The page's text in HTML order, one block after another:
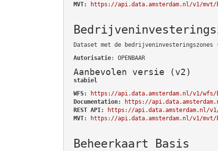
MVT:
https://api.data.amsterdam.nl/v1/mvt/
Dataset met de bedrijveninvesteringszones
Autorisatie: OPENBAAR
Aanbevolen versie (v2)
stabiel
WFS:
https://api.data.amsterdam.nl/v1/wfs/
Documentation:
https://
REST API:
https://api.data.amsterdam.nl/
MVT:
https://api.data.amsterdam.nl/v1/
Beheerkaart Basis